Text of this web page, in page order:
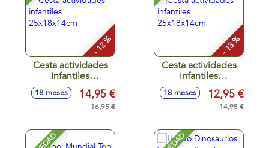
- 12 %
Cesta actividades
infantiles
25x18x14cm
18 meses 14,95 €
16,95 €
- 13 %
Cesta actividades
infantiles
25x18x14cm
18 meses 12,95 €
14,95 €